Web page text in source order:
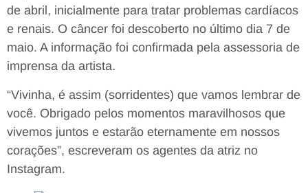
de abril, inicialmente para tratar problemas cardíacos
e renais. O câncer foi descoberto no último dia 7 de
maio. A informação foi confirmada pela assessoria de
imprensa da artista.
“Vivinha, é assim (sorridentes) que vamos lembrar de
você. Obrigado pelos momentos maravilhosos que
vivemos juntos e estarão eternamente em nossos
corações”, escreveram os agentes da atriz no
Instagram.